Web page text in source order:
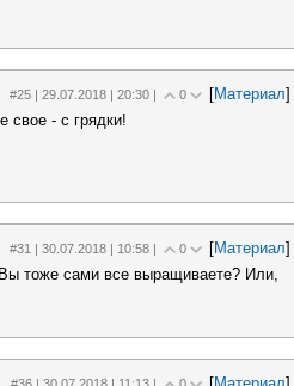
#25 | 29.07.2018 | 20:30 | 0 [Материал]
свое - с грядки!
#31 | 30.07.2018 | 10:58 | 0 [Материал]
тоже сами все выращиваете? Или,